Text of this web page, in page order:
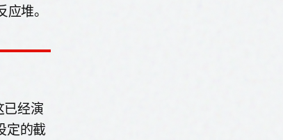
堆。
已经演
定的截